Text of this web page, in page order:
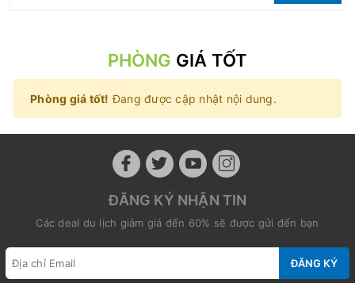
PHÒNG GIÁ TỐT
Phòng giá tốt! Đang được cập nhật nội dung.
ĐĂNG KÝ NHẬN TIN
Các deal du lịch giảm giá đến 60% sẽ được gửi đến bạn
ĐĂNG KÝ